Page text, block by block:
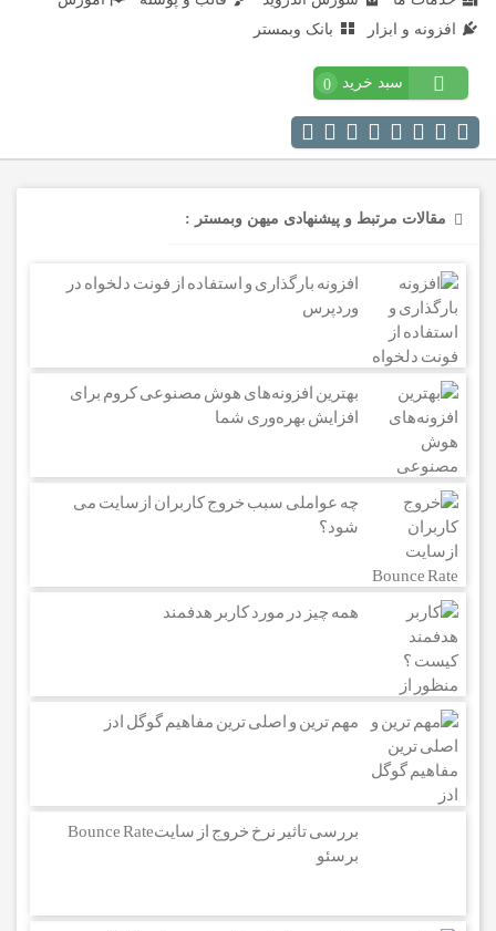
افزونه و ابزار
بانک وبمستر
سبد خرید 0
مقالات مرتبط و پیشنهادی میهن وبمستر :
افزونه بارگذاری و استفاده از فونت دلخواه در
وردپرس
بهترین افزونه‌های هوش مصنوعی کروم برای
افزایش بهره‌وری شما
چه عواملی سبب خروج کاربران ازسایت می
شود؟
همه چیز در مورد کاربر هدفمند
مهم ترین و اصلی ترین مفاهیم گوگل ادز
بررسی تاثیر نرخ خروج از سایتBounce Rate
برسئو